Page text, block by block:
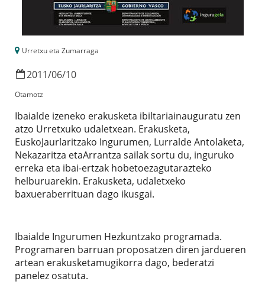
Urretxu eta Zumarraga
2011/06/10
Otamotz
Ibaialde izeneko erakusketa ibiltariainauguratu zen
atzo Urretxuko udaletxean. Erakusketa,
EuskoJaurlaritzako Ingurumen, Lurralde Antolaketa,
Nekazaritza etaArrantza sailak sortu du, inguruko
erreka eta ibai-ertzak hobetoezagutarazteko
helburuarekin. Erakusketa, udaletxeko
baxueraberrituan dago ikusgai.
Ibaialde Ingurumen Hezkuntzako programada.
Programaren barruan proposatzen diren jardueren
artean erakusketamugikorra dago, bederatzi
panelez osatuta.